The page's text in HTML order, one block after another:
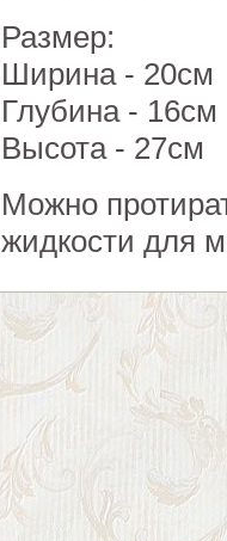
Размер:
Ширина - 20см
Глубина - 16см
Высота - 27см
Можно
жидкости для